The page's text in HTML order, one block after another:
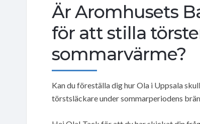
Är Aromhusets
för att stilla
sommarvärme?
Kan du föreställa dig hur Ola i Uppsala
törstsläckare under sommarperiodens